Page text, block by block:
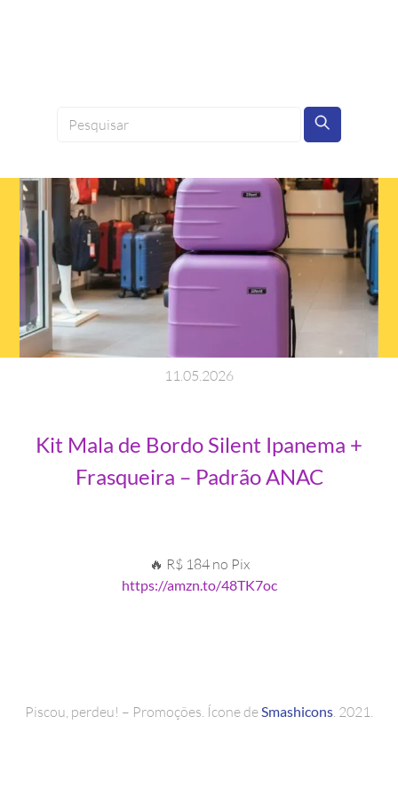
11 05 2026
Kit Mala de Bordo Silent Ipanema +
Frasqueira – Padrão ANAC
🔥 R$ 184 no Pix
https://amzn.to/48TK7oc
Piscou, perdeu! – Promoções. Ícone de Smashicons . 2021.